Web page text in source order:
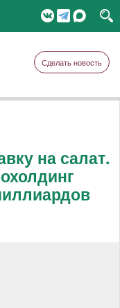
Сделать новость
на салат.